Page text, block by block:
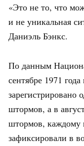
«Это не то, что
и не уникальная
Даниэль Бэнкс.
По данным
сентябре 1971
зарегистрировано
штормов, а в
штормов, каждому
зафиксировали в